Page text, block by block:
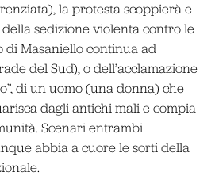
la protesta scoppierà e
sedizione violenta contro le
di Masaniello continua ad
del Sud), o dell’acclamazione
di un uomo (una donna) che
dagli antichi mali e compia
Scenari entrambi
abbia a cuore le sorti della